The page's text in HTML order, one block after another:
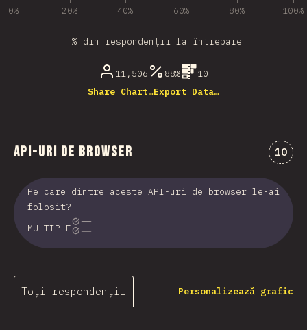
0% 20% 40% 60% 80% 100%
% din respondenții la întrebare
11,506 88%
10
Share Chart…Export Data…
API-uri de browser 10
Pe care dintre aceste API-uri de browser le-ai
folosit?
MULTIPLE
Toți respondenții Personalizează grafic